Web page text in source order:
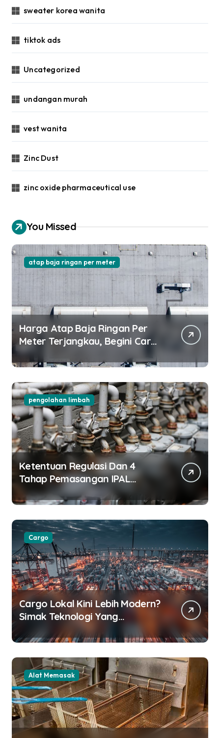
sweater korea wanita
tiktok ads
Uncategorized
undangan murah
vest wanita
Zinc Dust
zinc oxide pharmaceutical use
You Missed
atap baja ringan per meter
Harga Atap Baja Ringan Per
Meter Terjangkau, Begini Cara
Pilihnya!
pengolahan limbah
Ketentuan Regulasi Dan 4
Tahap Pemasangan IPAL
Restoran
Cargo
Cargo Lokal Kini Lebih Modern?
Simak Teknologi Yang
Alat Memasak